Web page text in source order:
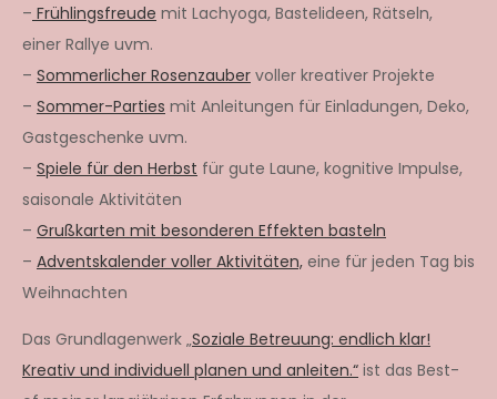
– Frühlingsfreude mit Lachyoga, Bastelideen, Rätseln,
einer Rallye uvm.
– Sommerlicher Rosenzauber voller kreativer Projekte
– Sommer-Parties mit Anleitungen für Einladungen, Deko,
Gastgeschenke uvm.
– Spiele für den Herbst für gute Laune, kognitive Impulse,
saisonale Aktivitäten
– Grußkarten mit besonderen Effekten basteln
– Adventskalender voller Aktivitäten, eine für jeden Tag bis
Weihnachten
Das Grundlagenwerk „Soziale Betreuung: endlich klar!
Kreativ und individuell planen und anleiten.“ ist das Best-